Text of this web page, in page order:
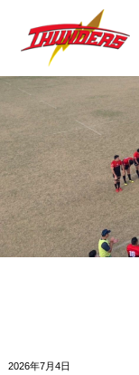
2026年7月4日